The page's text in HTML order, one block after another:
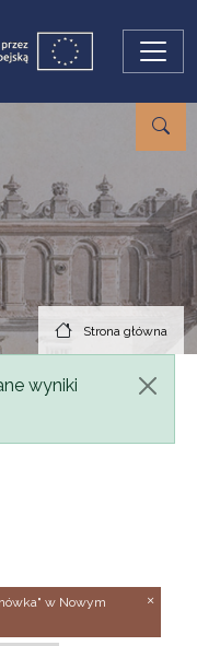
Strona główna
wyniki
w Nowym